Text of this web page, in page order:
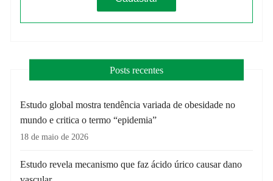
Posts recentes
Estudo global mostra tendência variada de obesidade no
mundo e critica o termo “epidemia”
18 de maio de 2026
Estudo revela mecanismo que faz ácido úrico causar dano